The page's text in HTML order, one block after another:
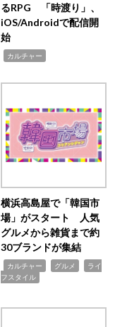
るRPG 「時渡り」、
iOS/Androidで配信開
始
カルチャー
横浜高島屋で「韓国市
場」がスタート 人気
グルメから雑貨まで約
30ブランドが集結
カルチャー グルメ
ライ
フスタイル